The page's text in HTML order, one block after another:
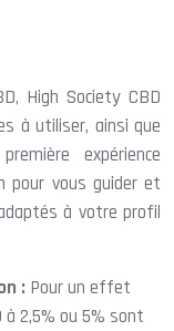
High Society CBD
à utiliser, ainsi que
expérience
pour vous guider et
à votre profil
: Pour un effet
2,5% ou 5% sont